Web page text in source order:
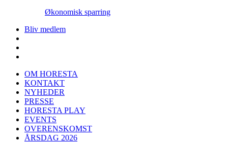
Økonomisk sparring
Bliv medlem
OM HORESTA
KONTAKT
NYHEDER
PRESSE
HORESTA PLAY
EVENTS
OVERENSKOMST
ÅRSDAG 2026